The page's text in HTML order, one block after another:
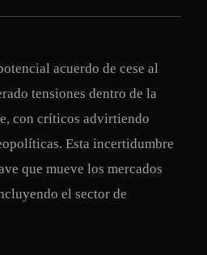
acuerdo de cese al
tensiones dentro de la
con críticos advirtiendo
Esta incertidumbre
que mueve los mercados
el sector de